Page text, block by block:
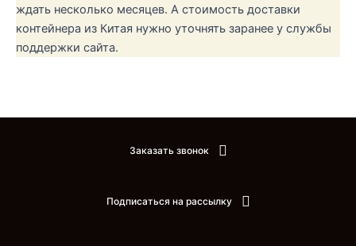
ждать несколько месяцев. А стоимость доставки
контейнера из Китая нужно уточнять заранее у службы
поддержки сайта.
Заказать звонок
Подписаться на рассылку